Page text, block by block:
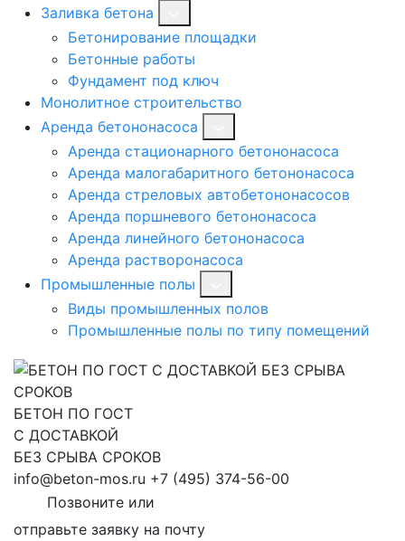
Заливка бетона
Бетонирование площадки
Бетонные работы
Фундамент под ключ
Монолитное строительство
Аренда бетононасоса
Аренда стационарного бетононасоса
Аренда малогабаритного бетононасоса
Аренда стреловых автобетононасосов
Аренда поршневого бетононасоса
Аренда линейного бетононасоса
Аренда растворонасоса
Промышленные полы
Виды промышленных полов
Промышленные полы по типу помещений
БЕТОН ПО ГОСТ
С ДОСТАВКОЙ
БЕЗ СРЫВА СРОКОВ
info@beton-mos.ru +7 (495) 374-56-00
Позвоните или
отправьте заявку на почту